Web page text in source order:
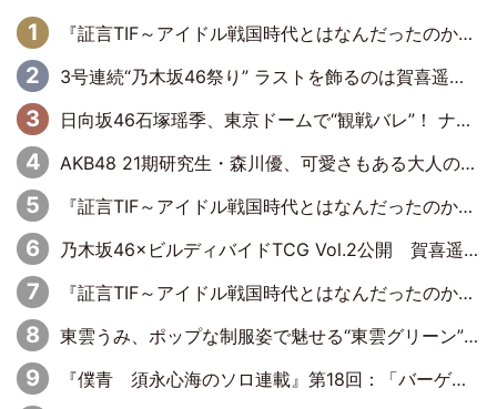
『証言TIF～アイドル戦国時代とはなんだったのか～』第6回：でんぱ組.inc・古川未鈴×相沢梨紗「『ハロプロやりたかったな』って言ったら、夢眠ねむさんに『てめえはでんぱ組．incなんだよ！』って肩パンされて(笑)」
3号連続“乃木坂46祭り” ラストを飾るのは賀喜遥香…5年ぶりの登場に「5年分大人になった私を見ていただけたら」
日向坂46石塚瑶季、東京ドームで“観戦バレ”！ ナイツ・塙も認めた「巨人に詳しすぎるアイドル」は元VENUSスクール生で杉内コーチ推し⁉
AKB48 21期研究生・森川優、可愛さもある大人の女性に
『証言TIF～アイドル戦国時代とはなんだったのか～』第10回：さくら学院・武藤彩未×飯田らうら「正直、中3で辞めるというのを信じてなくて。そう言われてはいたけど、嘘でしょって」
乃木坂46×ビルディバイドTCG Vol.2公開 賀喜遥香＆田村真佑が『京まふ』ステージに登壇
『証言TIF～アイドル戦国時代とはなんだったのか～』第8回：Negicco・Nao☆×Megu×Kaede「東京からオファーが来たのと、梨の皮剥きとどっちが大事なんだって」
東雲うみ、ポップな制服姿で魅せる“東雲グリーン”の正体
『僕青 須永心海のソロ連載』第18回：「バーゲンセールハンターみうな inしまむら」編